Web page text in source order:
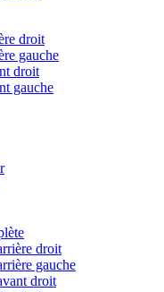
droit
gauche
droit
gauche
droit
gauche
droit